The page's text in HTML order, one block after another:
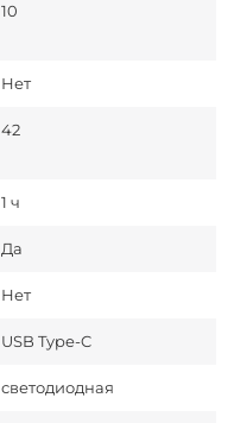
10
Нет
42
1 ч
Да
Нет
USB Type-C
светодиодная